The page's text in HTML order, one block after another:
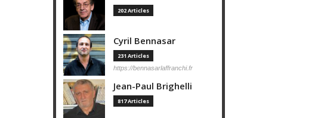
202 Articles
Cyril Bennasar
231 Articles
https://bennasarlaffranchi.fr
Jean-Paul Brighelli
817 Articles